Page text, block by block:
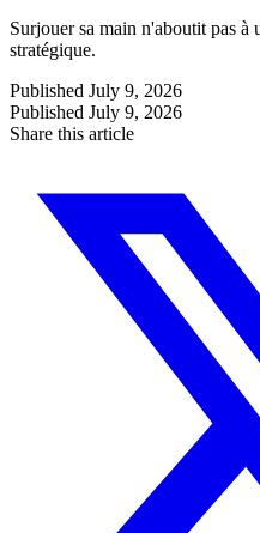
Surjouer sa main n'aboutit pas à
stratégique.
Published July 9, 2026
Published July 9, 2026
Share this article